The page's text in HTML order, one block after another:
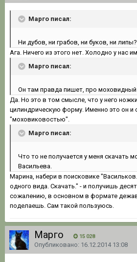
Марго писал:
Ни дубов, ни грабов, ни буков, ни липы?
Ага. Ничего из этого нет. Холодно у нас
Марго писал:
Он там правда пишет, про моховидный
Да. Но это в том смысле, что у него
цилиндрическую форму. Именно это он и
"моховиковостью".
Марго писал:
Что то не получается у меня скачать
Васильева.
Марина, набери в поисковике
одного вида. Скачать." - и получишь
сожалению, в основном в формате
поделаешь. Сам такой пользуюсь.
Марго 15 028
Опубликовано: 16.12.2014 13:08